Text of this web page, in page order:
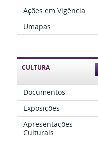
Ações em Vigência
Umapas
CULTURA
Documentos
Exposições
Apresentações
Culturais